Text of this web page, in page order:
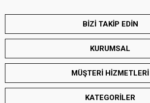
BİZİ TAKİP EDİN
KURUMSAL
MÜŞTERİ HİZMETLERİ
KATEGORİLER